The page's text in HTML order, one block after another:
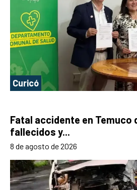
Curicó
Fatal accidente en Temuco
fallecidos y...
8 de agosto de 2026